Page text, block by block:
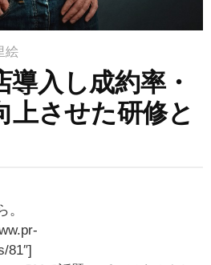
絵
入し成約率・
上させた研修と
。
81″]